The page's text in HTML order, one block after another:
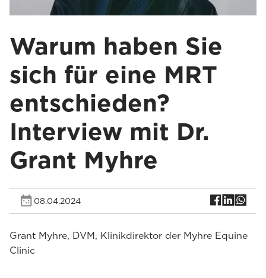
Warum haben Sie
sich für eine MRT
entschieden?
Interview mit Dr.
Grant Myhre
08.04.2024
Grant Myhre, DVM, Klinikdirektor der Myhre Equine
Clinic